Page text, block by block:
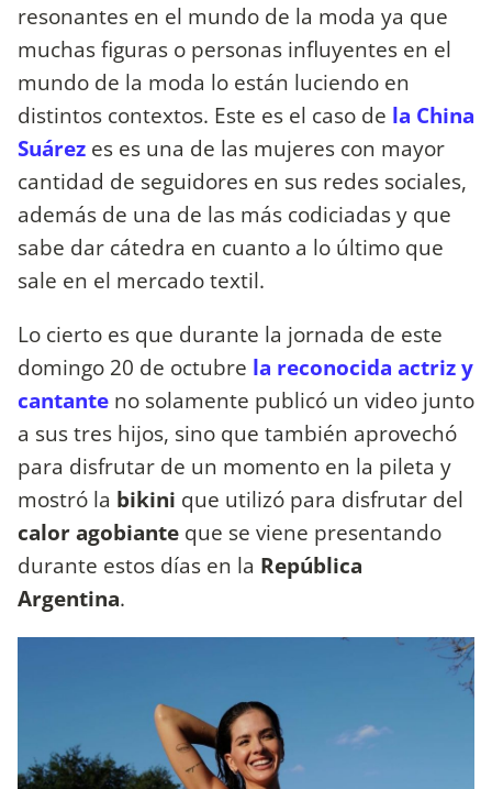
resonantes en el mundo de la moda ya que
muchas figuras o personas influyentes en el
mundo de la moda lo están luciendo en
distintos contextos. Este es el caso de la China
Suárez es es una de las mujeres con mayor
cantidad de seguidores en sus redes sociales,
además de una de las más codiciadas y que
sabe dar cátedra en cuanto a lo último que
sale en el mercado textil.
Lo cierto es que durante la jornada de este
domingo 20 de octubre la reconocida actriz y
cantante no solamente publicó un video junto
a sus tres hijos, sino que también aprovechó
para disfrutar de un momento en la pileta y
mostró la bikini que utilizó para disfrutar del
calor agobiante que se viene presentando
durante estos días en la República
Argentina.